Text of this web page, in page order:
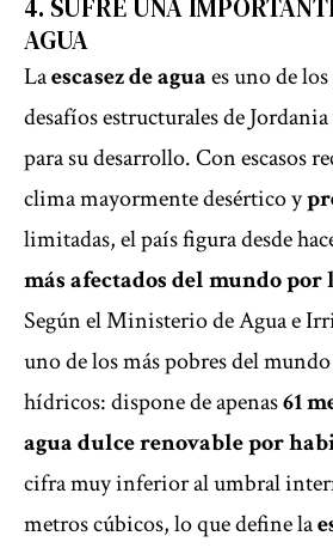
4. SUFRE UNA
AGUA
Laescasez de aguaes uno de
desafíos estructurales de
para su desarrollo. Con escasos
clima mayormente desértico y
limitadas, el país figura desde
más afectados del mundo por
Según el Ministerio de Agua e
uno de los más pobres del
hídricos: dispone de apenas61
agua dulce renovable por
cifra muy inferior al umbral
metros cúbicos, lo que define la